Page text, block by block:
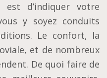
d’indiquer votre
y soyez conduits
Le confort, la
et de nombreux
De quoi faire de